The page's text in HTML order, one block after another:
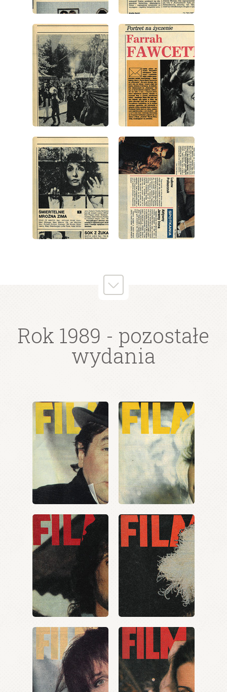
wydanie: 49/1989 wydanie: 49/1989
wydanie: 49/1989 wydanie: 49/1989
wydanie: 49/1989 wydanie: 49/1989
wydanie: 49/1989 wydanie: 49/1989
Rok 1989 - pozostałe
wydania